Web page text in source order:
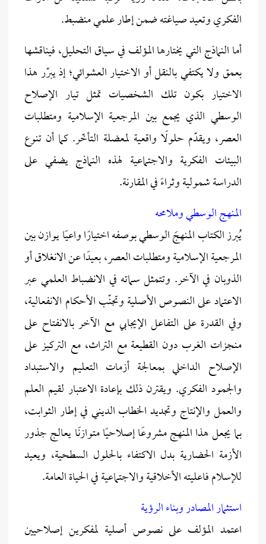
الفكري وتعيد صياغته ضمن إطار علمي منضبط.
أما النماذج التي يختارها المؤلف في سياق التحليل، فيناقشها
بعمق ولا يكتفي بالنقل أو الاختيار العشوائي؛ إذ يبرّر هذا
الاختيار بكون تلك الشخصيات تمثل تيار الإصلاح
الوسطي الذي يجمع بين المرجعية الإسلامية ومتطلبات
العصر، ويقدّم حلولًا واقعية لمعضلة التأخّر. كما أن تنوع
البيئات الفكرية والاجتماعية لهذه النماذج يضفي على
الدراسة شمولية وثراءً في المقارنة.
المنهج الوسطي وملامحه
يُبرز الكتاب المنهجَ الوسطي بوصفه اختيارًا واعيًا يوازن بين
المرجعية الإسلامية ومتطلبات العصر، بعيدًا عن الانغلاق أو
الذوبان في الآخر. وتتمثل سماته في الانضباط العلمي عبر
الاعتماد على النصوص الأصلية وتجنّب الأحكام الانفعالية،
وفي القدرة على التفاعل الإيجابي مع الآخر بالانفتاح على
منجزات الغرب دون القطيعة مع التراث، مع التركيز على
الإصلاح الداخلي بمعالجة أزمات التعليم والاستبداد
والجمود الفكري. ويقترن ذلك بإعادة الاعتبار لقيم العلم
والعمل والإنتاج وتجديد الخطاب الديني في إطار الثوابت،
بما يجعل هذا المنهج مشروعًا إصلاحيًا متوازنًا يعالج جذور
الأزمة الحضارية بدل الاكتفاء بالحلول السطحية، ويعيد
للإسلام فاعليته الأخلاقية والاجتماعية في الحياة العامة.
استثمار المصادر وبناء الرؤية
اعتمد المؤلف على نصوص أصلية لمفكرين إصلاحيين